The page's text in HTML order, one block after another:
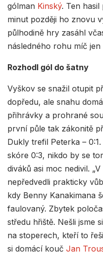
gólman Kinský. Ten hasil
minut později ho znovu
půlhodině hry zasáhl
následného rohu míč
Rozhodl gól do šatny
Vyškov se snažil otupit
dopředu, ale snahu
přihrávky a prohrané
první půle tak zákonitě
Dukly trefil Peterka –
skóre 0:3, nikdo by se
diváků asi moc nedivil.
nepředvedli prakticky
kdy Benny Kanakimana
faulovaný. Zbytek
středu hřiště. Nešli jsme
na stoperech, kteří to
si domácí kouč Jan